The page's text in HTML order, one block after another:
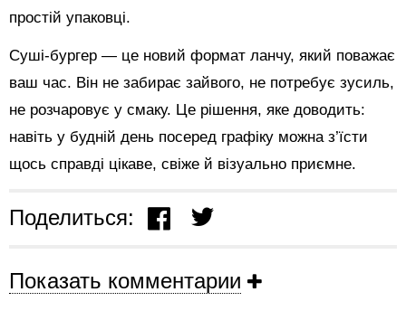
простій упаковці.
Суші-бургер — це новий формат ланчу, який поважає
ваш час. Він не забирає зайвого, не потребує зусиль,
не розчаровує у смаку. Це рішення, яке доводить:
навіть у будній день посеред графіку можна з’їсти
щось справді цікаве, свіже й візуально приємне.
Поделиться:
Показать комментарии